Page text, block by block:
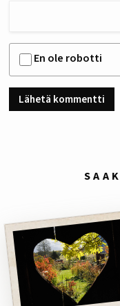
En ole robotti